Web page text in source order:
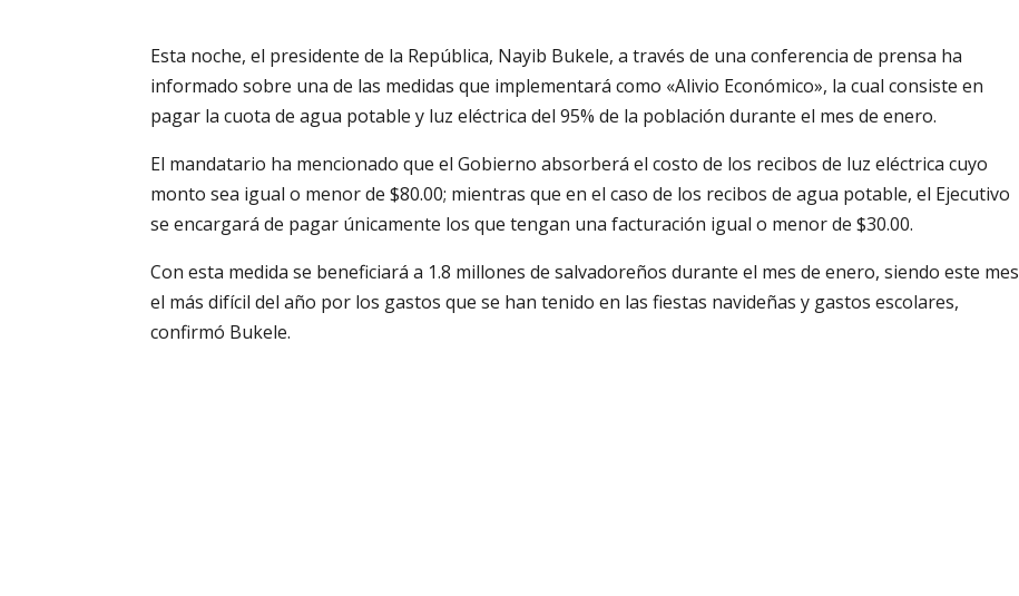
Esta noche, el presidente de la República, Nayib Bukele, a través de una conferencia de prensa ha
informado sobre una de las medidas que implementará como «Alivio Económico», la cual consiste en
pagar la cuota de agua potable y luz eléctrica del 95% de la población durante el mes de enero.
El mandatario ha mencionado que el Gobierno absorberá el costo de los recibos de luz eléctrica cuyo
monto sea igual o menor de $80.00; mientras que en el caso de los recibos de agua potable, el Ejecutivo
se encargará de pagar únicamente los que tengan una facturación igual o menor de $30.00.
Con esta medida se beneficiará a 1.8 millones de salvadoreños durante el mes de enero, siendo este mes
el más difícil del año por los gastos que se han tenido en las fiestas navideñas y gastos escolares,
confirmó Bukele.